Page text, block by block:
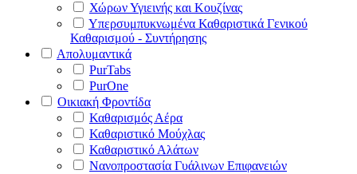
Χώρων Υγιεινής και Κουζίνας
Υπερσυμπυκνωμένα Καθαριστικά Γενικού
Καθαρισμού - Συντήρησης
Απολυμαντικά
PurTabs
PurOne
Οικιακή Φροντίδα
Καθαρισμός Αέρα
Καθαριστικό Μούχλας
Καθαριστικό Αλάτων
Νανοπροστασία Γυάλινων Επιφανειών